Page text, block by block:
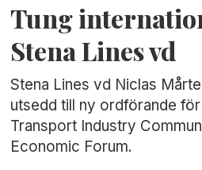
Tung
Stena Lines vd
Stena Lines vd Niclas
utsedd till ny ordförande
Transport Industry
Economic Forum.